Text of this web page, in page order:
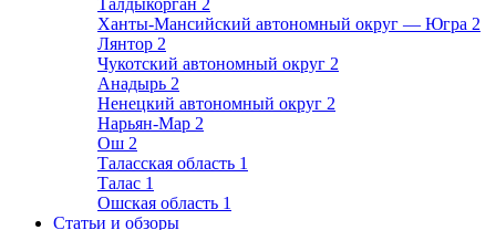
Талдыкорган 2
Ханты-Мансийский автономный округ — Югра 2
Лянтор 2
Чукотский автономный округ 2
Анадырь 2
Ненецкий автономный округ 2
Нарьян-Мар 2
Ош 2
Таласская область 1
Талас 1
Ошская область 1
Статьи и обзоры